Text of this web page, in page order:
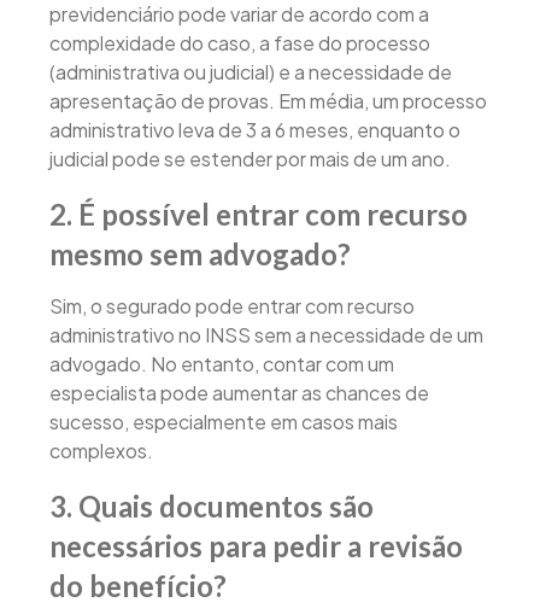
previdenciário pode variar de acordo com a
complexidade do caso, a fase do processo
(administrativa ou judicial) e a necessidade de
apresentação de provas. Em média, um processo
administrativo leva de 3 a 6 meses, enquanto o
judicial pode se estender por mais de um ano.
2. É possível entrar com recurso
mesmo sem advogado?
Sim, o segurado pode entrar com recurso
administrativo no INSS sem a necessidade de um
advogado. No entanto, contar com um
especialista pode aumentar as chances de
sucesso, especialmente em casos mais
complexos.
3. Quais documentos são
necessários para pedir a revisão
do benefício?